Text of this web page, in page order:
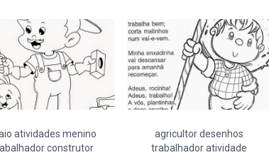
atividades menino
construtor
agricultor desenhos
trabalhador atividade